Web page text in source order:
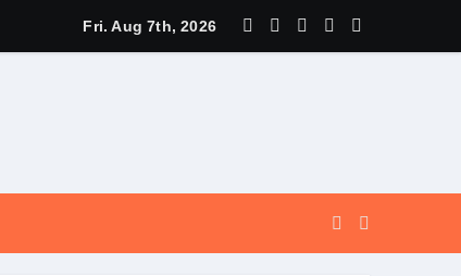
उत्तराखण्ड ने वैश्विक स्तर पर संस्कृत के प्रसार को दिया नया आयाम।
Fri. Aug 7th, 2026